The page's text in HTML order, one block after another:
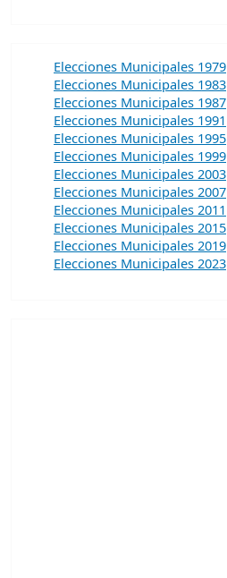
Elecciones Municipales 1979
Elecciones Municipales 1983
Elecciones Municipales 1987
Elecciones Municipales 1991
Elecciones Municipales 1995
Elecciones Municipales 1999
Elecciones Municipales 2003
Elecciones Municipales 2007
Elecciones Municipales 2011
Elecciones Municipales 2015
Elecciones Municipales 2019
Elecciones Municipales 2023